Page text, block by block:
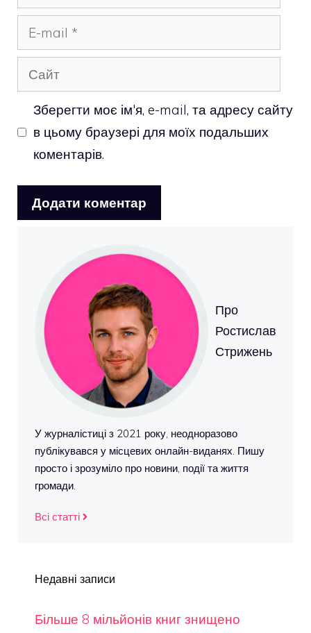
mail
Сайт
Зберегти моє ім'я, e-mail, та адресу сайту
в цьому браузері для моїх подальших
коментарів.
Про
Ростислав
Стрижень
У журналістиці з 2021 року, неодноразово
публікувався у місцевих онлайн-виданях. Пишу
просто і зрозуміло про новини, події та життя
громади.
Всі статті
Недавні записи
Більше 8 мільйонів книг знищено